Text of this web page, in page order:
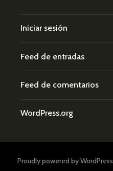
Iniciar sesión
Feed de entradas
Feed de comentarios
WordPress.org
Proudly powered by WordPress